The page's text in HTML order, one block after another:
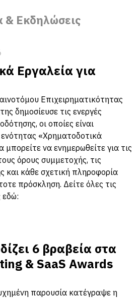
& Εκδηλώσεις
Εργαλεία για
Επιχειρηματικότητας
δημοσίευσε τις ενεργές
οι οποίες είναι
«Χρηματοδοτικά
μπορείτε να ενημερωθείτε για τις
όρους συμμετοχής, τις
και κάθε σχετική πληροφορία
πρόσκληση. Δείτε όλες τις
εδώ:
6 βραβεία στα
& SaaS Awards
παρουσία κατέγραψε η